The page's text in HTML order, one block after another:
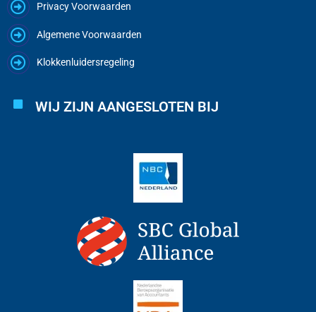
Privacy Voorwaarden
Algemene Voorwaarden
Klokkenluidersregeling
WIJ ZIJN AANGESLOTEN BIJ